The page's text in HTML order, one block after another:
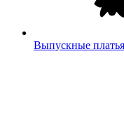
Выпускные платья